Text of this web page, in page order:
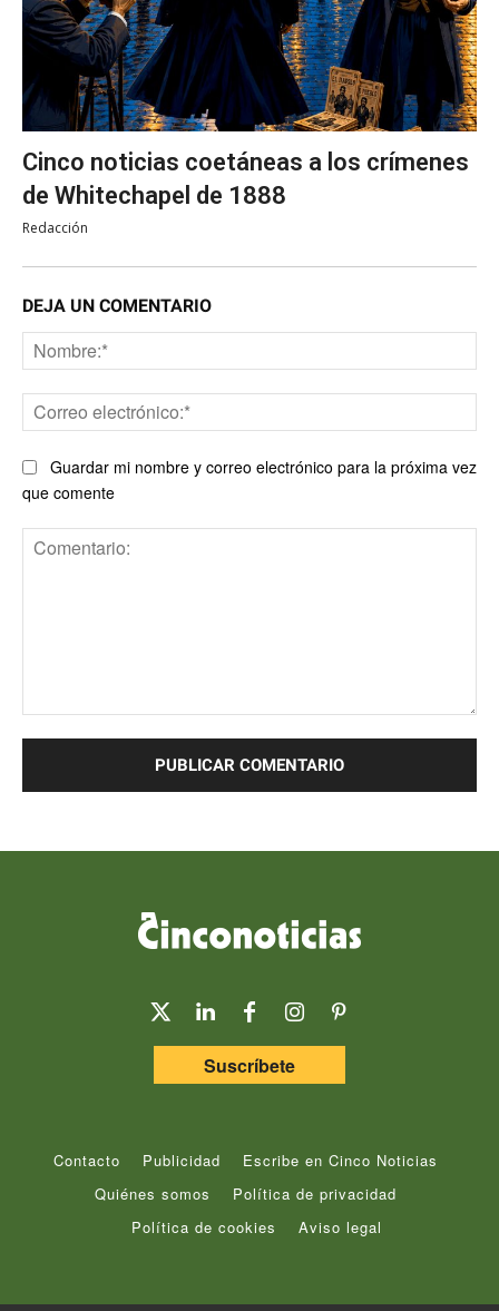
Cinco noticias coetáneas a los crímenes
de Whitechapel de 1888
Redacción
DEJA UN COMENTARIO
Guardar mi nombre y correo electrónico para la próxima vez
que comente
Suscríbete
Contacto Publicidad
Escribe en Cinco Noticias
Quiénes somos
Política de privacidad
Política de cookies
Aviso legal